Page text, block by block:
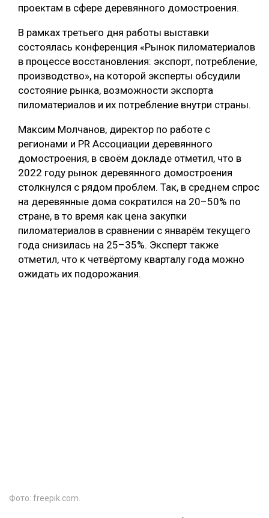
проектам в сфере деревянного домостроения.
В рамках третьего дня работы выставки
состоялась конференция «Рынок пиломатериалов
в процессе восстановления: экспорт, потребление,
производство», на которой эксперты обсудили
состояние рынка, возможности экспорта
пиломатериалов и их потребление внутри страны.
Максим Молчанов, директор по работе с
регионами и PR Ассоциации деревянного
домостроения, в своём докладе отметил, что в
2022 году рынок деревянного домостроения
столкнулся с рядом проблем. Так, в среднем спрос
на деревянные дома сократился на 20–50% по
стране, в то время как цена закупки
пиломатериалов в сравнении с январём текущего
года снизилась на 25–35%. Эксперт также
отметил, что к четвёртому кварталу года можно
ожидать их подорожания.
Фото: freepik.com.